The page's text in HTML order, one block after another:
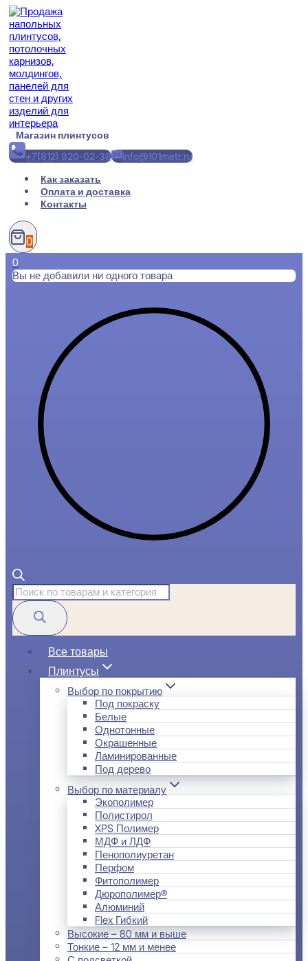
Перейти
содержимому
Магазин плинтусов
+7(812) 920-02-38
info@101metr.ru
Как заказать
Оплата и доставка
Контакты
0
0
Вы не добавили ни одного товара
Поиск
товаров
Все товары
Плинтусы
Выбор по покрытию
Под покраску
Белые
Однотонные
Окрашенные
Ламинированные
Под дерево
Выбор по материалу
Экополимер
Полистирол
XPS Полимер
МДФ и ЛДФ
Пенополиуретан
Перфом
Фитополимер
Дюрополимер®
Алюминий
Flex Гибкий
Высокие – 80 мм и выше
Тонкие – 12 мм и менее